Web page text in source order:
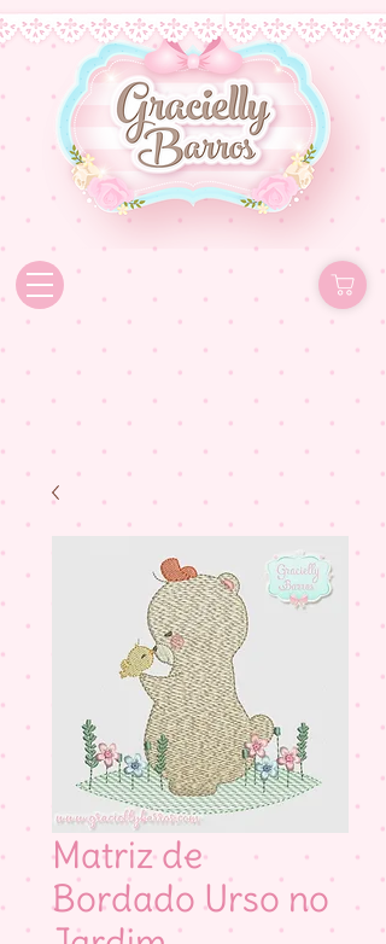
Matriz de
Bordado Urso no